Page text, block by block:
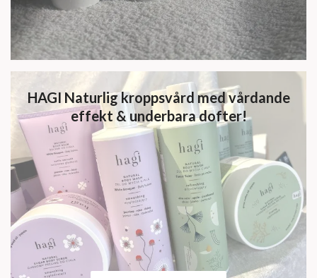
HAGI Naturlig kroppsvård med vårdande
effekt & underbara dofter!